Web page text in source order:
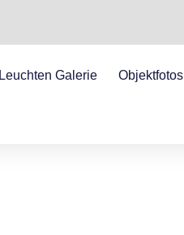
Leuchten Galerie Objektfotos